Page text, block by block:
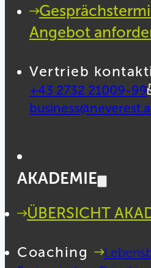
Angebot
Vertrieb
+43 2732 21009-99
AKADEMIE
ÜBERSICHT
Coaching